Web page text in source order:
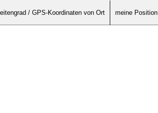
/ GPS-Koordinaten von Ort meine Position